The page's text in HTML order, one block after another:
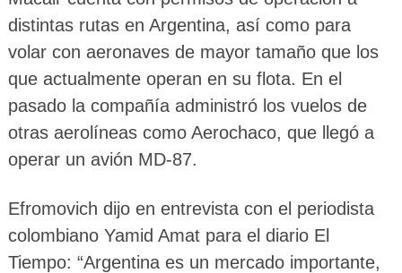
distintas rutas en Argentina, así como para
volar con aeronaves de mayor tamaño que los
que actualmente operan en su flota. En el
pasado la compañía administró los vuelos de
otras aerolíneas como Aerochaco, que llegó a
operar un avión MD-87.
Efromovich dijo en entrevista con el periodista
colombiano Yamid Amat para el diario El
Tiempo: “Argentina es un mercado importante,